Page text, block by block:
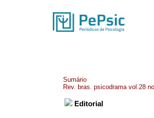
Sumário
Rev. bras. psicodrama vol.28
Editorial